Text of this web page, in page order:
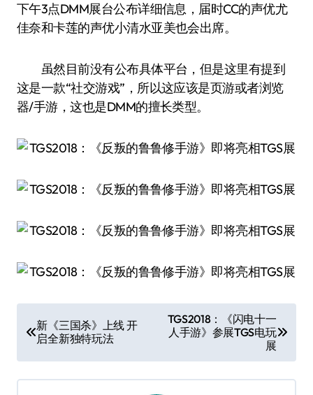
下午3点DMM展台公布详细信息，届时CC的声优尤
佳奈和卡莲的声优小清水亚美也会出席。
虽然目前没有公布具体平台，但是这里有提到
这是一款“社交游戏”，所以这应该是页游或者浏览
器/手游，这也是DMM的擅长类型。
章
导
航
新《三国杀》上线 开
启全新独特玩法
TGS2018：《闪电十一
人手游》参展TGS电玩
展